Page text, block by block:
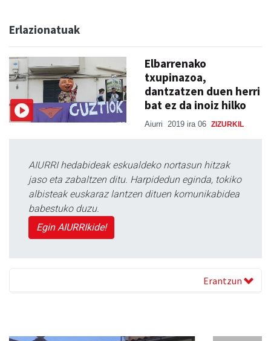
Erlazionatuak
Elbarrenako
txupinazoa,
dantzatzen duen herri
bat ez da inoiz hilko
Aiurri 2019 ira 06 ZIZURKIL
AIURRI hedabideak eskualdeko nortasun hitzak
jaso eta zabaltzen ditu. Harpidedun eginda, tokiko
albisteak euskaraz lantzen dituen komunikabidea
babestuko duzu.
Egin AIURRIkide!
Erantzun